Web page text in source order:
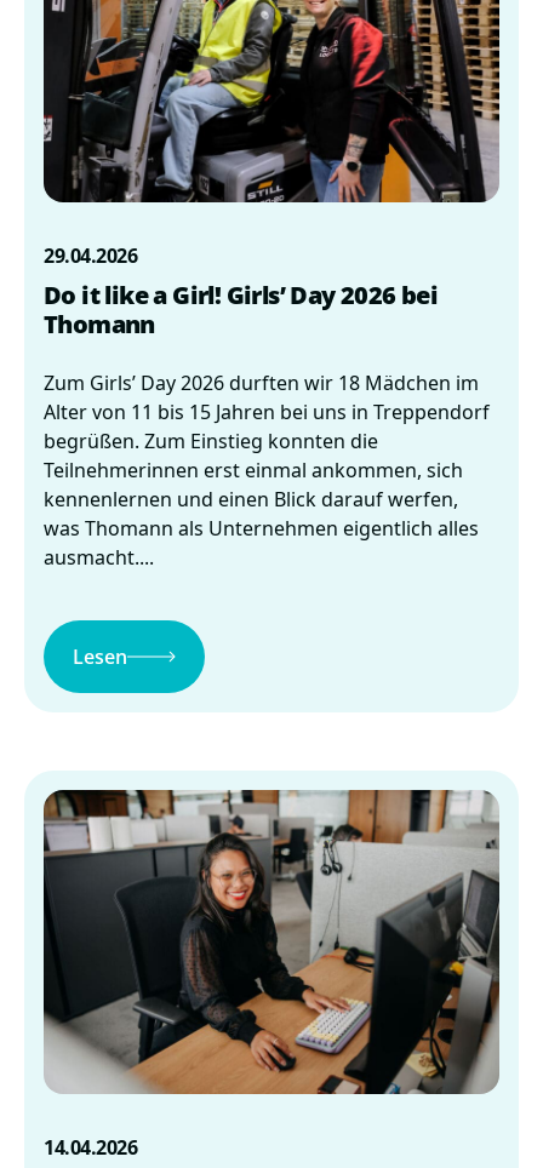
29.04.2026
Do it like a Girl! Girls’ Day 2026 bei
Thomann
Zum Girls’ Day 2026 durften wir 18 Mädchen im
Alter von 11 bis 15 Jahren bei uns in Treppendorf
begrüßen. Zum Einstieg konnten die
Teilnehmerinnen erst einmal ankommen, sich
kennenlernen und einen Blick darauf werfen,
was Thomann als Unternehmen eigentlich alles
ausmacht....
Lesen
14.04.2026